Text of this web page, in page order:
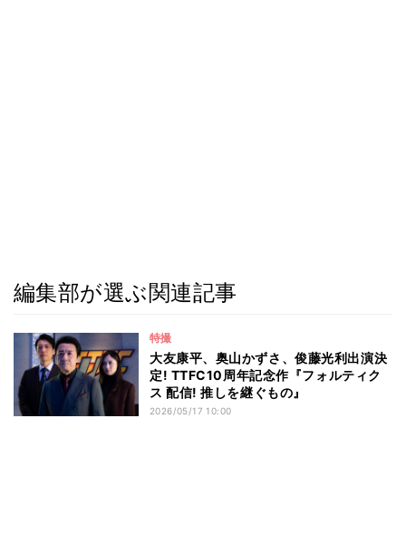
編集部が選ぶ関連記事
特撮
大友康平、奥山かずさ、俊藤光利出演決
定! TTFC10周年記念作『フォルティク
ス 配信! 推しを継ぐもの』
2026/05/17 10:00